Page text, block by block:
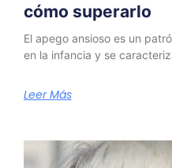
cómo superarlo
El apego ansioso es un
en la infancia y se
Leer Más